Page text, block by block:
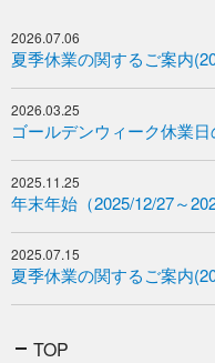
2026.07.06
夏季休業の関するご案内
2026.03.25
ゴールデンウィーク休業
2025.11.25
年末年始（2025/12/27～
2025.07.15
夏季休業の関するご案内
TOP